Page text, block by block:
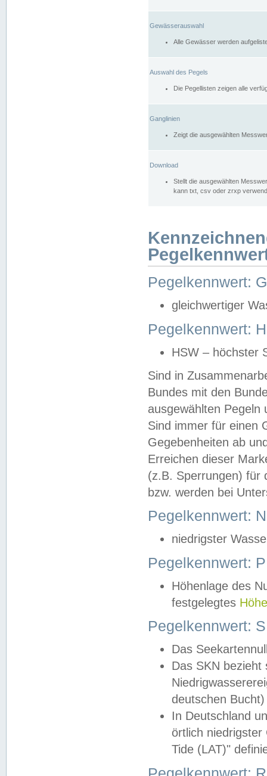
Gewässerauswahl
Alle Gewässer werden
Auswahl des Pegels
Die Pegellisten zeigen alle
Ganglinien
Zeigt die ausgewählten
Download
Stellt die ausgewählten
kann txt, csv oder zrxp
Pegelkennwert:
gleichwertiger
Pegelkennwert:
HSW – höchster
Sind in
Bundes mit den
ausgewählten
Sind immer für einen
Gegebenheiten ab
Erreichen dieser
(z.B. Sperrungen) für
bzw. werden bei
Pegelkennwert:
niedrigster
Pegelkennwert:
Höhenlage des
festgelegtes
Pegelkennwert:
Das
Das SKN
deutschen
In Deutschland
örtlich
Tide (LAT)"